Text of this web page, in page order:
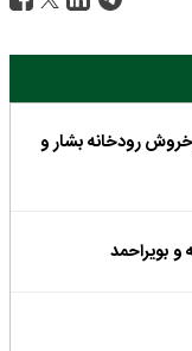
رودخانه بشار و